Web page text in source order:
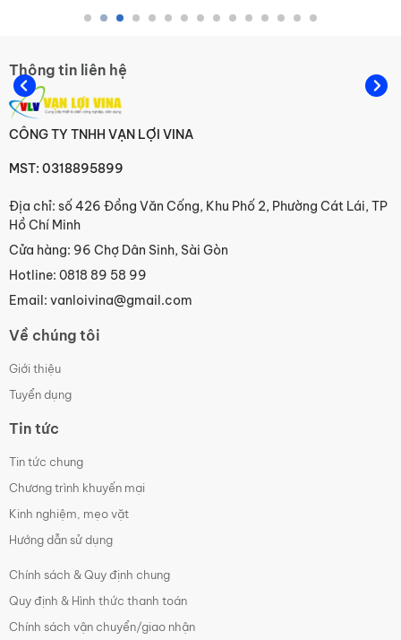
Cảm biến Hanyoung
TPR/SSR/SMPS Hanyoung
Đèn chống nổ Sino
Thông tin liên hệ
CÔNG TY TNHH VẠN LỢI VINA
MST: 0318895899
Địa chỉ: số 426 Đồng Văn Cống, Khu Phố 2, Phường Cát Lái, TP
Hồ Chí Minh
Cửa hàng: 96 Chợ Dân Sinh, Sài Gòn
Hotline: 0818 89 58 99
Email: vanloivina@gmail.com
Về chúng tôi
Giới thiệu
Tuyển dụng
Tin tức
Tin tức chung
Chương trình khuyến mại
Kinh nghiệm, mẹo vặt
Hướng dẫn sử dụng
Chính sách & Quy định chung
Quy định & Hình thức thanh toán
Chính sách vận chuyển/giao nhận